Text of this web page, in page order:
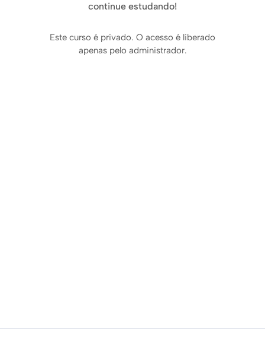
continue estudando!
Este curso é privado. O acesso é liberado
apenas pelo administrador.